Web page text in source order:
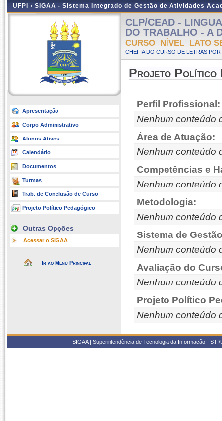
UFPI › SIGAA - Sistema Integrado de Gestão de Atividades
Apresentação
Corpo Administrativo
Alunos Ativos
Calendário
Documentos
Turmas
Trab. de Conclusão de Curso
Projeto Político Pedagógico
Outras Opções
Acessar o SIGAA
Ir ao Menu Principal
CLP/CEAD -
DO TRABALHO - A
CURSO NÍVEL LATO
CHEFIA DO CURSO DE LETRAS
Projeto Político
Perfil Profissional:
Nenhum conteúdo
Área de Atuação:
Nenhum conteúdo
Competências e
Nenhum conteúdo
Metodologia:
Nenhum conteúdo
Sistema de
Nenhum conteúdo
Avaliação do
Nenhum conteúdo
Projeto Político
Nenhum conteúdo
SIGAA | Superintendência de Tecnologia da Informação -